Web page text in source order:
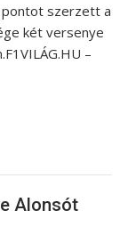
szerzett a
két versenye
–
Alonsót